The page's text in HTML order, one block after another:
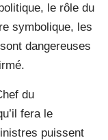
le rôle du
symbolique, les
dangereuses
du
fera le
puissent